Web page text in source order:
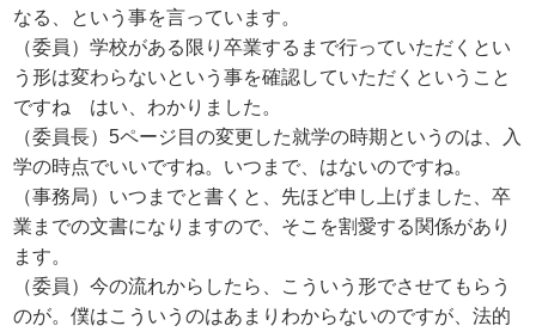
なる、という事を言っています。
（委員）学校がある限り卒業するまで行っていただくとい
う形は変わらないという事を確認していただくということ
ですね はい、わかりました。
（委員長）5ページ目の変更した就学の時期というのは、入
学の時点でいいですね。いつまで、はないのですね。
（事務局）いつまでと書くと、先ほど申し上げました、卒
業までの文書になりますので、そこを割愛する関係があり
ます。
（委員）今の流れからしたら、こういう形でさせてもらう
のが。僕はこういうのはあまりわからないのですが、法的